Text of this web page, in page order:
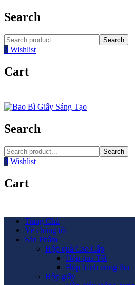
Search
Search
0 Wishlist
Cart
Search
Search
0 Wishlist
Cart
Trang Chủ
Về chúng tôi
Sản Phẩm
Hộp quà Cao Cấp
Hộp quà Tết
Hộp bánh trung thu
Hộp giấy